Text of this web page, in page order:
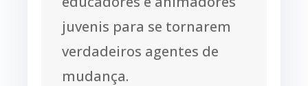
juvenis para se tornarem
verdadeiros agentes de
mudança.